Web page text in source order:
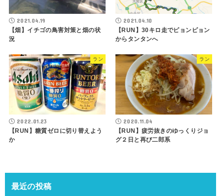
2021.04.19
【畑】イチゴの鳥害対策と畑の状
況
2021.04.10
【RUN】30キロ走でピョンピョン
からタンタンへ
ラン
2022.01.23
【RUN】糖質ゼロに切り替えよう
か
ラン
2020.11.04
【RUN】疲労抜きのゆっくりジョ
グ２日と再び二郎系
最近の投稿